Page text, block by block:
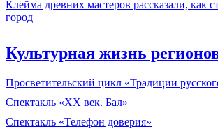
Клейма древних мастеров рассказали, как
город
Культурная жизнь
Просветительский цикл «Традиции
Спектакль «XX век. Бал»
Спектакль «Телефон доверия»